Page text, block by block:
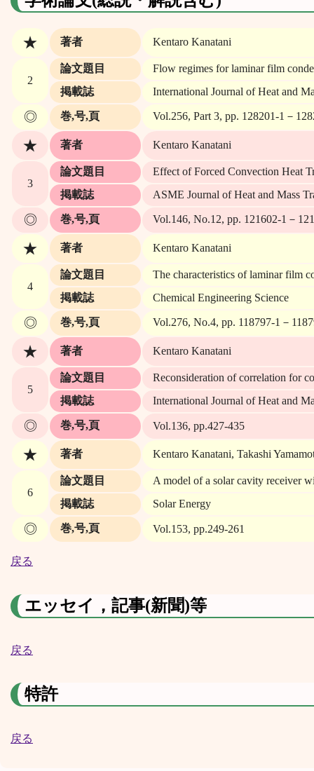
★ 著者 Kentaro Kanatani
2
論文題目
Flow regimes for laminar film
掲載誌
International Journal of Heat and
◎ 巻,号,頁 Vol.256, Part 3, pp. 128201-1－
★ 著者 Kentaro Kanatani
3
論文題目
Effect of Forced Convection Heat
掲載誌
ASME Journal of Heat and Mass
◎ 巻,号,頁 Vol.146, No.12, pp. 121602-1－
★ 著者 Kentaro Kanatani
4
論文題目
The characteristics of laminar film
掲載誌
Chemical Engineering Science
◎ 巻,号,頁 Vol.276, No.4, pp. 118797-1－
★ 著者 Kentaro Kanatani
5
論文題目
Reconsideration of correlation for
掲載誌
International Journal of Heat and
◎ 巻,号,頁 Vol.136, pp.427-435
★ 著者 Kentaro Kanatani, Takashi
6
論文題目
A model of a solar cavity receiver
掲載誌
Solar Energy
◎ 巻,号,頁 Vol.153, pp.249-261
戻る
エッセイ，記事(新聞)等
戻る
特許
戻る